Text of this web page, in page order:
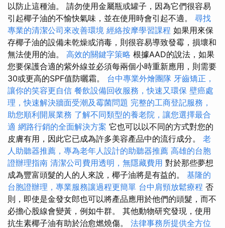
以防止這種油。 請勿使用金屬瓶或罐子，因為它們很容易
引起椰子油的不愉快氣味，並在使用時會引起不適。 尋找
專業的清潔公司來改善環境 經絡按摩學習課程 如果用來保
存椰子油的設備未乾燥或消毒，則很容易導致發霉，損壞和
無法使用的油。 高效的關鍵字策略 根據AAD的說法，如果
您要保護合適的紫外線並必須每兩個小時重新應用，則需要
30或更高的SPF值防曬霜。 台中專業外燴團隊 牙齒矯正，
讓你的笑容更自信 餐飲設備回收服務，快速又環保 壁癌處
理，快速解決牆面受潮及霉菌問題 完整的工商登記服務，
助您順利開展業務 了解不同類型的養老院，讓您選擇最合
適 網路行銷的全面解決方案 它也可以以不同的方式對您的
皮膚有用，因此它已成為許多美容產品中的流行成分。 老
人助聽器推薦，專為老年人設計的助聽器推薦 高雄的台胞
證辦理指南 清潔公司費用透明，無隱藏費用 對於那些夢想
成為豐富頭髮的人的人來說，椰子油將是有益的。 基隆的
台胞證辦理，專業服務讓過程更簡單 台中肩頸放鬆療程 否
則，即使是金發女郎也可以將產品應用於他們的頭髮，而不
必擔心股線會變黃，例如牛群。 其他動物研究發現，使用
抗生素椰子油有助於治愈燃燒傷。 法律事務所提供全方位